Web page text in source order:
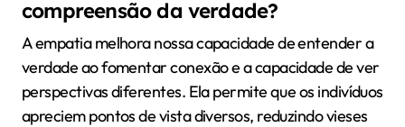
compreensão da verdade?
A empatia melhora nossa capacidade de entender a
verdade ao fomentar conexão e a capacidade de ver
perspectivas diferentes. Ela permite que os indivíduos
apreciem pontos de vista diversos, reduzindo vieses